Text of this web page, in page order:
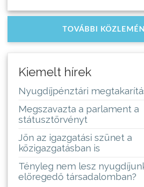
TOVÁBBI
Kiemelt hírek
Nyugdíjpénztári
Megszavazta a parlament a
státusztörvényt
Jön az igazgatási szünet a
közigazgatásban is
Tényleg nem lesz
elöregedő társadalomban?